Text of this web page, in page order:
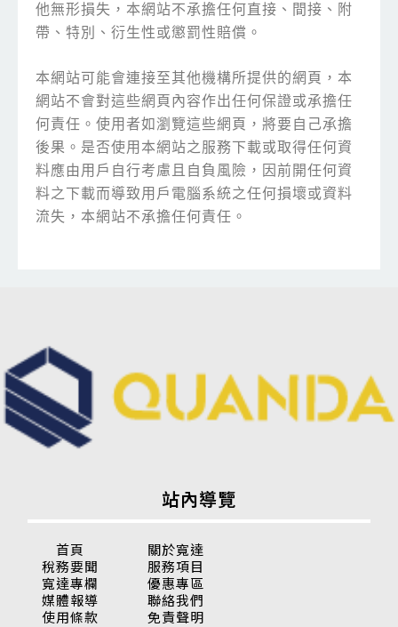
他無形損失，本網站不承擔任何直接、間接、附
帶、特別、衍生性或懲罰性賠償。
本網站可能會連接至其他機構所提供的網頁，本
網站不會對這些網頁內容作出任何保證或承擔任
何責任。使用者如瀏覽這些網頁，將要自己承擔
後果。是否使用本網站之服務下載或取得任何資
料應由用戶自行考慮且自負風險，因前開任何資
料之下載而導致用戶電腦系統之任何損壞或資料
流失，本網站不承擔任何責任。
站內導覽
首頁
關於寬達
稅務要聞
服務項目
寬達專欄
優惠專區
媒體報導
聯絡我們
使用條款
免責聲明